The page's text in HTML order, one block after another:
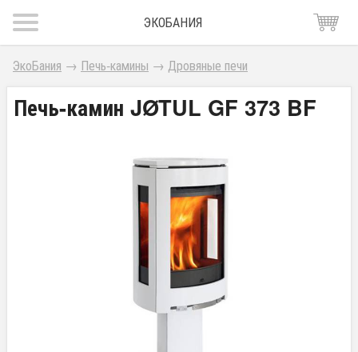
ЭКОБАНИЯ
ЭкоБания → Печь-камины → Дровяные печи
Печь-камин JØTUL GF 373 BF